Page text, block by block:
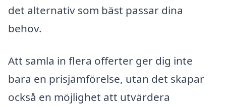
det alternativ som bäst passar dina
behov.
Att samla in flera offerter ger dig inte
bara en prisjämförelse, utan det skapar
också en möjlighet att utvärdera